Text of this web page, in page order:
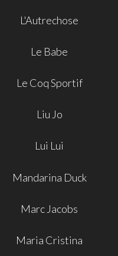
L'Autrechose
Le Babe
Le Coq Sportif
Liu Jo
Lui Lui
Mandarina Duck
Marc Jacobs
Maria Cristina